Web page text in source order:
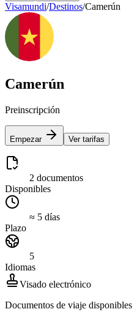
Visamundi/Destinos/Camerún
Camerún
Preinscripción
Empezar Ver tarifas
2 documentos
Disponibles
≈ 5 días
Plazo
5
Idiomas
Visado electrónico
Documentos de viaje disponibles